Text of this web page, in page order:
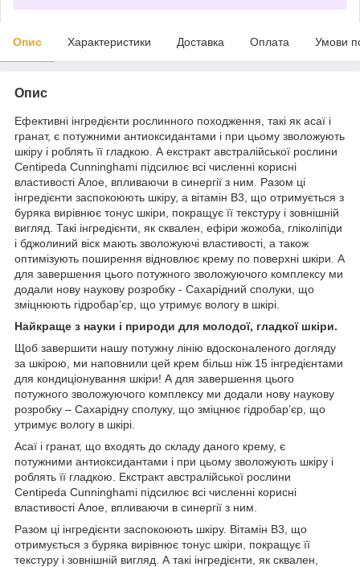
Опис Характеристики Доставка Оплата Умови
Опис
Ефективні інгредієнти рослинного походження, такі як асаї і
гранат, є потужними антиоксидантами і при цьому зволожують
шкіру і роблять її гладкою. А екстракт австралійської рослини
Centipeda Cunninghami підсилює всі численні корисні
властивості Алое, впливаючи в синергії з ним. Разом ці
інгредієнти заспокоюють шкіру, а вітамін В3, що отримується з
буряка вирівнює тонус шкіри, покращує її текстуру і зовнішній
вигляд. Такі інгредієнти, як сквален, ефіри жожоба, гліколіпіди
і бджолиний віск мають зволожуючі властивості, а також
оптимізують поширення відновлює крему по поверхні шкіри. А
для завершення цього потужного зволожуючого комплексу ми
додали нову наукову розробку - Сахарідний сполуки, що
зміцнюють гідробар’єр, що утримує вологу в шкірі.
Найкраще з науки і природи для молодої, гладкої шкіри.
Щоб завершити нашу потужну лінію вдосконаленого догляду
за шкірою, ми наповнили цей крем більш ніж 15 інгредієнтами
для кондиціонування шкіри! А для завершення цього
потужного зволожуючого комплексу ми додали нову наукову
розробку – Сахарідну сполуку, що зміцнює гідробар’єр, що
утримує вологу в шкірі.
Асаї і гранат, що входять до складу даного крему, є
потужними антиоксидантами і при цьому зволожують шкіру і
роблять її гладкою. Екстракт австралійської рослини
Centipeda Cunninghami підсилює всі численні корисні
властивості Алое, впливаючи в синергії з ним.
Разом ці інгредієнти заспокоюють шкіру. Вітамін В3, що
отримується з буряка вирівнює тонус шкіри, покращує її
текстуру і зовнішній вигляд. А такі інгредієнти, як сквален,